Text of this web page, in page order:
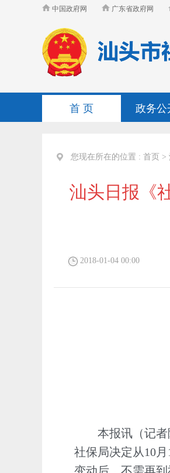
中国政府网 广东省政府网
首 页 政务公
您现在所在的位置 : 首页 >
汕头日报《
2018-01-04 00:00
本报讯（记
社保局决定从10